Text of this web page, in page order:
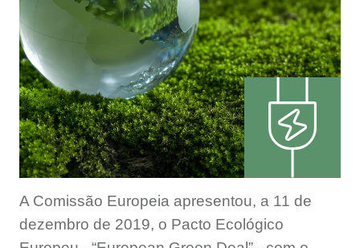
A Comissão Europeia apresentou, a 11 de
dezembro de 2019, o Pacto Ecológico